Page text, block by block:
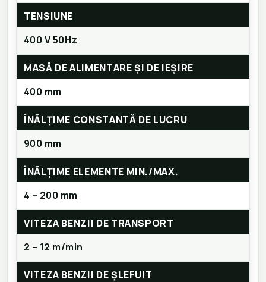
TENSIUNE
400 V 50Hz
MASĂ DE ALIMENTARE ȘI DE IEȘIRE
400 mm
ÎNĂLȚIME CONSTANTĂ DE LUCRU
900 mm
ÎNĂLȚIME ELEMENTE MIN./MAX.
4 – 200 mm
VITEZA BENZII DE TRANSPORT
2 – 12 m/min
VITEZA BENZII DE ȘLEFUIT